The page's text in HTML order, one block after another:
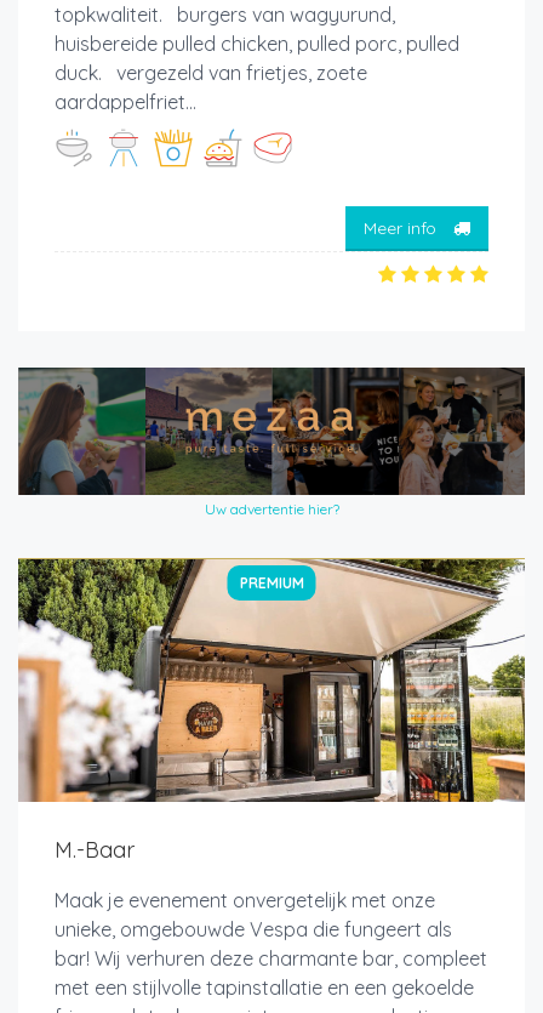
topkwaliteit. burgers van wagyurund,
huisbereide pulled chicken, pulled porc, pulled
duck. vergezeld van frietjes, zoete
aardappelfriet...
Meer info
Uw advertentie hier?
PREMIUM
M.-Baar
Maak je evenement onvergetelijk met onze
unieke, omgebouwde Vespa die fungeert als
bar! Wij verhuren deze charmante bar, compleet
met een stijlvolle tapinstallatie en een gekoelde